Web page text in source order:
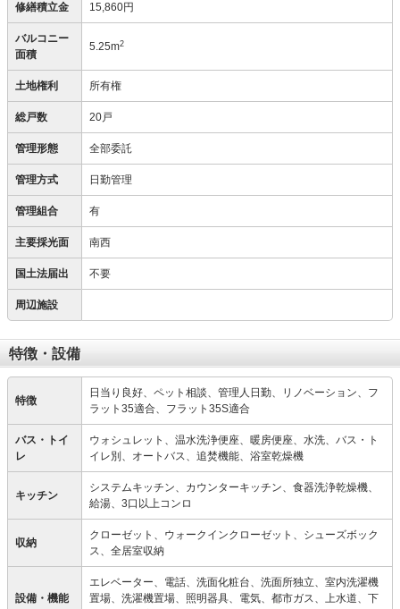
修繕積立金 15,860円
バルコニー
面積
5.25m2
土地権利 所有権
総戸数 20戸
管理形態 全部委託
管理方式 日勤管理
管理組合 有
主要採光面 南西
国土法届出 不要
周辺施設
特徴・設備
特徴
日当り良好、ペット相談、管理人日勤、リノベーション、フ
ラット35適合、フラット35S適合
バス・トイ
レ
ウォシュレット、温水洗浄便座、暖房便座、水洗、バス・ト
イレ別、オートバス、追焚機能、浴室乾燥機
キッチン
システムキッチン、カウンターキッチン、食器洗浄乾燥機、
給湯、3口以上コンロ
収納
クローゼット、ウォークインクローゼット、シューズボック
ス、全居室収納
設備・機能
エレベーター、電話、洗面化粧台、洗面所独立、室内洗濯機
置場、洗濯機置場、照明器具、電気、都市ガス、上水道、下